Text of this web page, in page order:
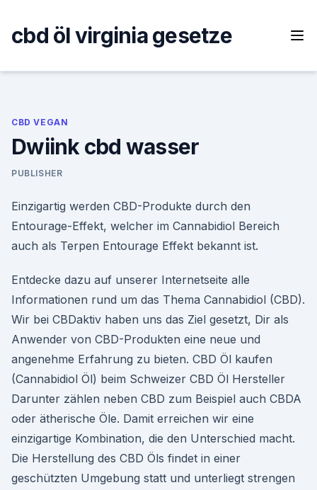
content
cbd öl virginia gesetze
CBD VEGAN
Dwiink cbd wasser
PUBLISHER
Einzigartig werden CBD-Produkte durch den
Entourage-Effekt, welcher im Cannabidiol Bereich
auch als Terpen Entourage Effekt bekannt ist.
Entdecke dazu auf unserer Internetseite alle
Informationen rund um das Thema Cannabidiol (CBD).
Wir bei CBDaktiv haben uns das Ziel gesetzt, Dir als
Anwender von CBD-Produkten eine neue und
angenehme Erfahrung zu bieten. CBD Öl kaufen
(Cannabidiol Öl) beim Schweizer CBD Öl Hersteller
Darunter zählen neben CBD zum Beispiel auch CBDA
oder ätherische Öle. Damit erreichen wir eine
einzigartige Kombination, die den Unterschied macht.
Die Herstellung des CBD Öls findet in einer
geschützten Umgebung statt und unterliegt strengen